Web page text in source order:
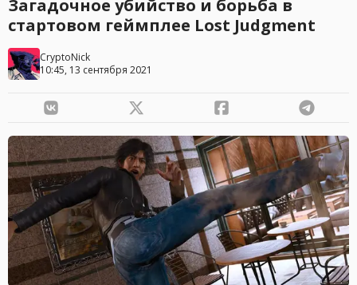
Загадочное убийство и борьба в
стартовом геймплее Lost Judgment
CryptoNick
10:45, 13 сентября 2021